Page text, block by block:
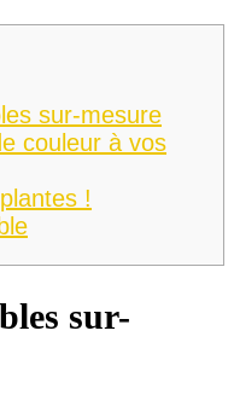
sur-mesure
couleur à vos
!
sur-